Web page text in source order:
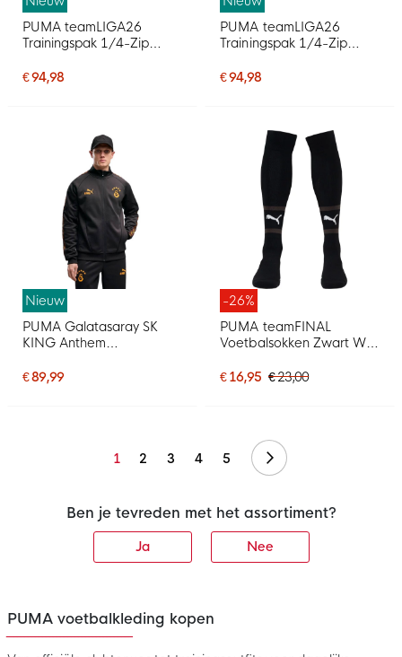
PUMA teamLIGA26
Trainingspak 1/4-Zip
€ 94,98
PUMA teamLIGA26
Trainingspak 1/4-Zip
€ 94,98
Nieuw
PUMA Galatasaray SK
KING Anthem
Donkergrijs Oranje
€ 89,99
-26%
PUMA teamFINAL
Voetbalsokken Zwart Wit
€ 16,95 € 23,00
1 2 3 4 5 Volgende
Ben je tevreden met het assortiment?
Ja Nee
PUMA voetbalkleding kopen